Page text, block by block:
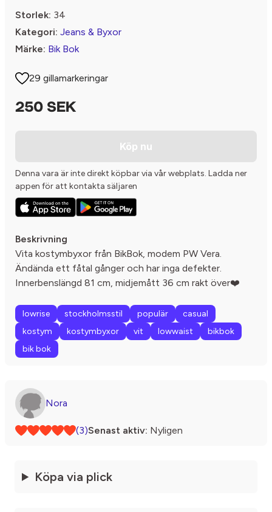
Storlek: 34
Kategori: Jeans & Byxor
Märke: Bik Bok
29 gillamarkeringar
250 SEK
Köp nu
Denna vara är inte direkt köpbar via vår webplats. Ladda ner
appen för att kontakta säljaren
Beskrivning
Vita kostymbyxor från BikBok, modem PW Vera.
Ändända ett fåtal gånger och har inga defekter.
Innerbenslängd 81 cm, midjemått 36 cm rakt över❤️
lowrise stockholmsstil populär
casual
kostym
kostymbyxor vit lowwaist
bikbok
bik bok
Nora
(3)Senast aktiv: Nyligen
Köpa via plick